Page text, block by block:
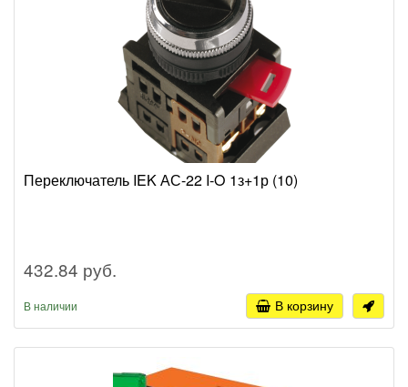
Переключатель IEK АС-22 I-O 1з+1р (10)
432.84 руб.
В наличии В корзину